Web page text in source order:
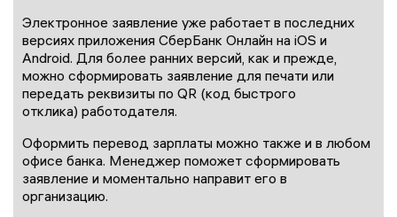
Электронное заявление уже работает в последних
версиях приложения СберБанк Онлайн на iOS и
Android. Для более ранних версий, как и прежде,
можно сформировать заявление для печати или
передать реквизиты по QR (код быстрого
отклика) работодателя.
Оформить перевод зарплаты можно также и в любом
офисе банка. Менеджер поможет сформировать
заявление и моментально направит его в
организацию.